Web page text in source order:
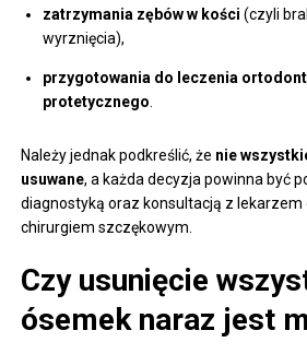
zatrzymania zębów w kości (czyli
wyrznięcia),
przygotowania do leczenia
protetycznego
Należy jednak podkreślić, że nie
usuwane, a każda decyzja powinna być
diagnostyką oraz konsultacją z lekarzem
chirurgiem szczękowym.
Czy usunięcie
ósemek naraz jest